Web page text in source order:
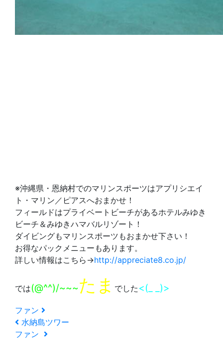
※沖縄県・恩納村でのマリンスポーツはアプリシエイ
ト・マリン／ピアスへおまかせ！
フィールドはプライベートビーチがあるホテルみゆき
ビーチ＆みゆきハマバルリゾート！
ダイビングもマリンスポーツもおまかせ下さい！
お得なパックメニューもあります。
詳しい情報はこちら→http://appreciate8.co.jp/
では(@^^)/~~~たま でした <(_ _)>
ファン
水納島ツワー
ファン